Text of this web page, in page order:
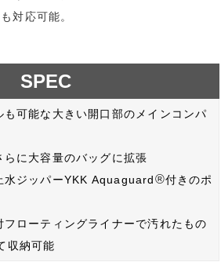
対応可能。
SPEC
も可能な大きい開口部のメインコンパ
に大容量のバッグに拡張
水ジッパーYKK Aquaguard®付きのポ
フローティングライナーで汚れたもの
収納可能